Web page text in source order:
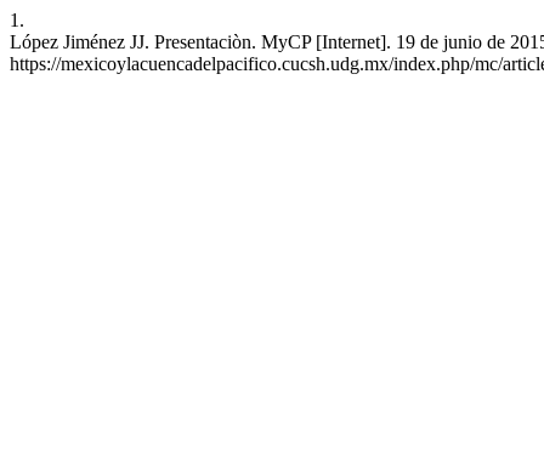
1.
López Jiménez JJ. Presentaciòn. MyCP [Internet]. 19 de junio de
https://mexicoylacuencadelpacifico.cucsh.udg.mx/index.php/mc/